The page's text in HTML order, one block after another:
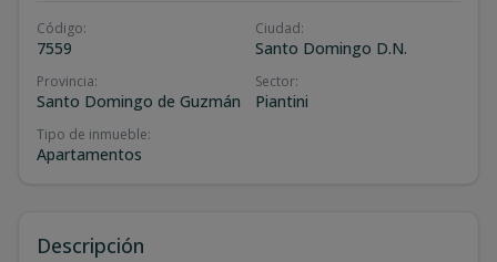
Código:
7559
Ciudad:
Santo Domingo D.N.
Provincia:
Santo Domingo de Guzmán
Sector:
Piantini
Tipo de inmueble:
Apartamentos
Descripción